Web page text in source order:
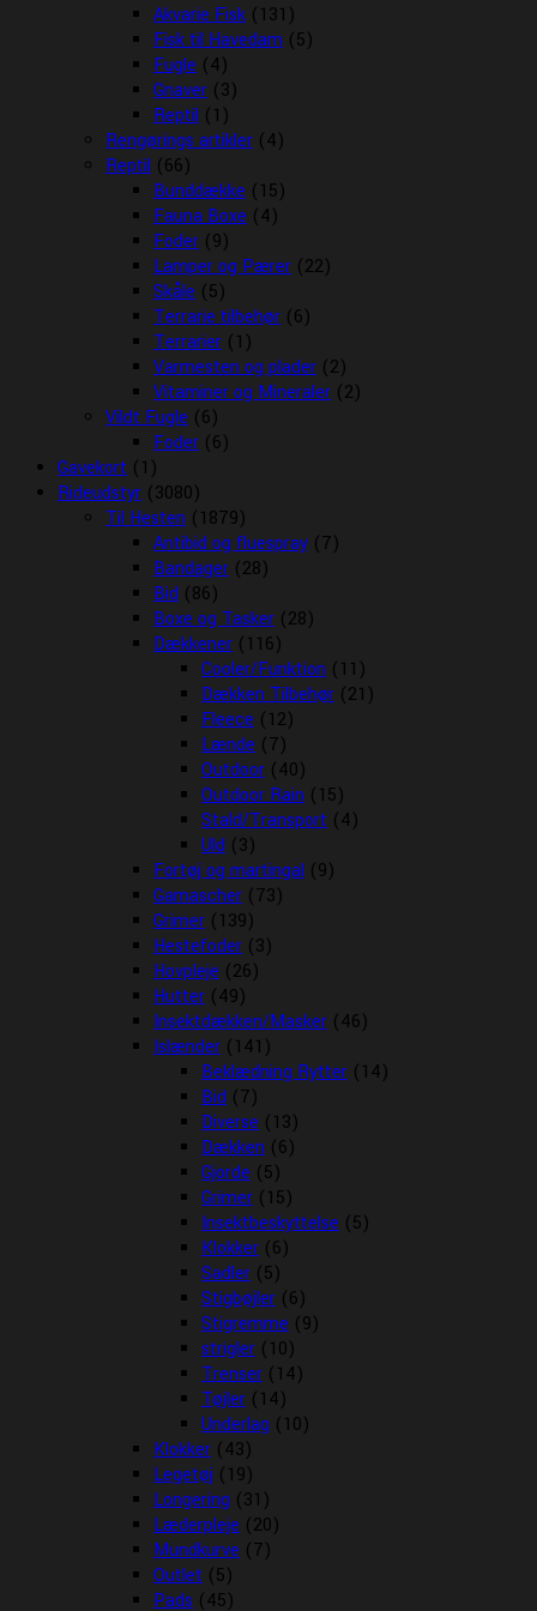
Akvarie Fisk (131)
Fisk til Havedam (5)
Fugle (4)
Gnaver (3)
Reptil (1)
Rengørings artikler (4)
Reptil (66)
Bunddække (15)
Fauna Boxe (4)
Foder (9)
Lamper og Pærer (22)
Skåle (5)
Terrarie tilbehør (6)
Terrarier (1)
Varmesten og plader (2)
Vitaminer og Mineraler (2)
Vildt Fugle (6)
Foder (6)
Gavekort (1)
Rideudstyr (3080)
Til Hesten (1879)
Antibid og fluespray (7)
Bandager (28)
Bid (86)
Boxe og Tasker (28)
Dækkener (116)
Cooler/Funktion (11)
Dækken Tilbehør (21)
Fleece (12)
Lænde (7)
Outdoor (40)
Outdoor Rain (15)
Stald/Transport (4)
Uld (3)
Fortøj og martingal (9)
Gamascher (73)
Grimer (139)
Hestefoder (3)
Hovpleje (26)
Hutter (49)
Insektdækken/Masker (46)
Islænder (141)
Beklædning Rytter (14)
Bid (7)
Diverse (13)
Dækken (6)
Gjorde (5)
Grimer (15)
Insektbeskyttelse (5)
Klokker (6)
Sadler (5)
Stigbøjler (6)
Stigremme (9)
strigler (10)
Trenser (14)
Tøjler (14)
Underlag (10)
Klokker (43)
Legetøj (19)
Longering (31)
Læderpleje (20)
Mundkurve (7)
Outlet (5)
Pads (45)